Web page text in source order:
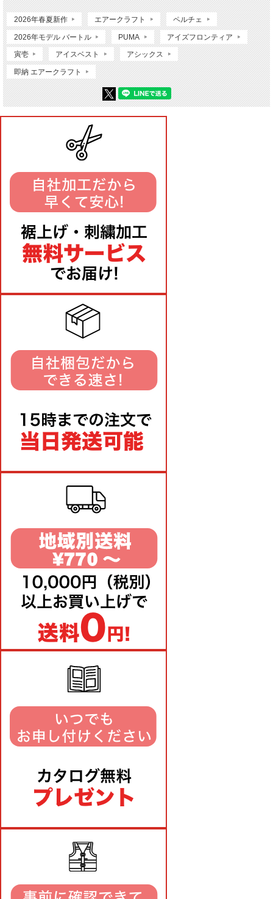
2026年春夏新作 エアークラフト ペルチェ
2026年モデル バートル PUMA アイズフロンティア
寅壱 アイスベスト アシックス
即納 エアークラフト